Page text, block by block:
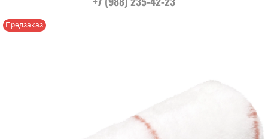
Предзаказ